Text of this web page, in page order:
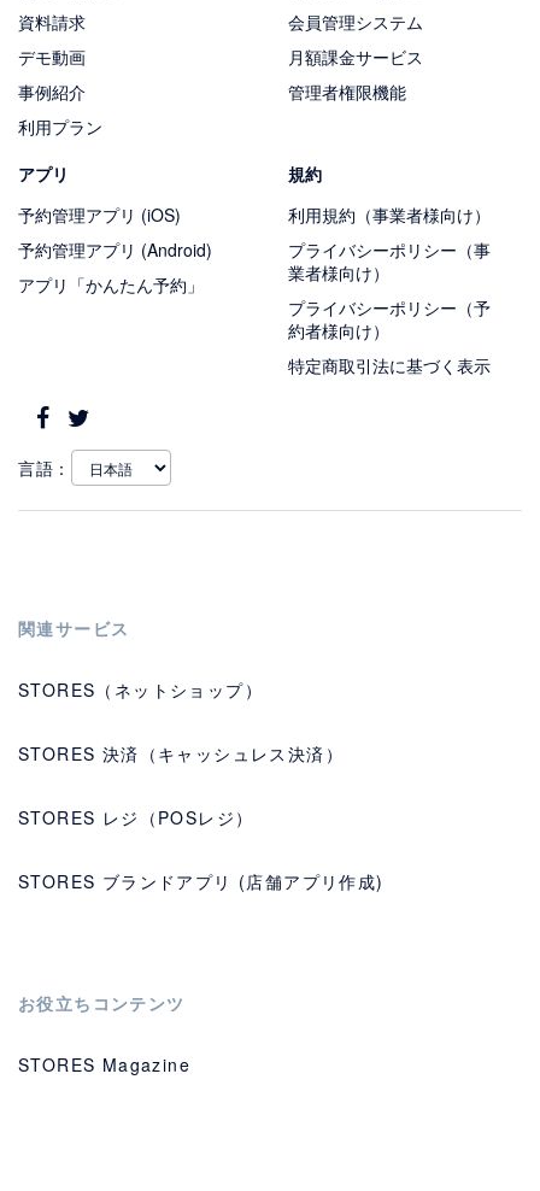
資料請求
デモ動画
事例紹介
利用プラン
会員管理システム
月額課金サービス
管理者権限機能
アプリ
予約管理アプリ (iOS)
予約管理アプリ (Android)
アプリ「かんたん予約」
規約
利用規約（事業者様向け）
プライバシーポリシー（事
業者様向け）
プライバシーポリシー（予
約者様向け）
特定商取引法に基づく表示
言語：
関連サービス
STORES（ネットショップ）
STORES 決済（キャッシュレス決済）
STORES レジ（POSレジ）
STORES ブランドアプリ (店舗アプリ作成)
お役立ちコンテンツ
STORES Magazine